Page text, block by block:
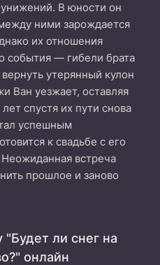
унижений. В юности он
ними зарождается
их отношения
события — гибели брата
утерянный кулон
Ван уезжает, оставляя
спустя их пути снова
успешным
к свадьбе с его
встреча
прошлое и заново
ли снег на
онлайн